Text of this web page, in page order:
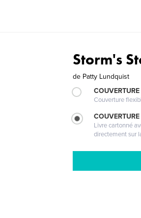
Storm's
de Patty Lundquist
Couverture
Livre cartonné
directement sur